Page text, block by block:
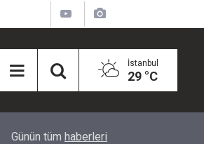
İstanbul
29 °C
Sen'den Kadınlar İçin Olay Teklif:
Günün tüm haberleri